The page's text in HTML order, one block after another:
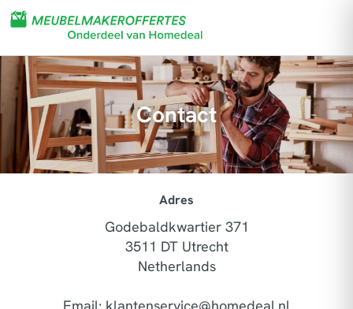
Contact
Adres
Godebaldkwartier 371
3511 DT Utrecht
Netherlands
Email: klantenservice@homedeal.nl